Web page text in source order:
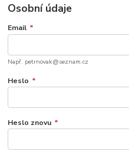
Osobní údaje
Email *
Např. petrnovak@seznam.cz
Heslo *
Heslo znovu *